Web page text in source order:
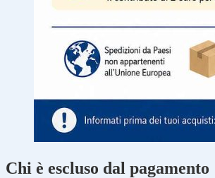
Chi è escluso dal pagamento